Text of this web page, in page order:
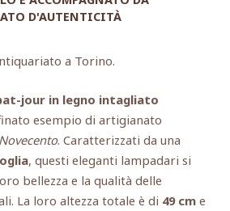
D'AUTENTICITÀ
a Torino.
jour in legno intagliato
esempio di artigianato
. Caratterizzati da una
, questi eleganti lampadari si
bellezza e la qualità delle
La loro altezza totale è di 49 cme